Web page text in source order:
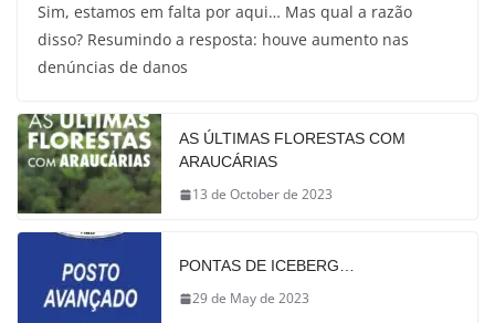
Sim, estamos em falta por aqui… Mas qual a razão
disso? Resumindo a resposta: houve aumento nas
denúncias de danos
AS ÚLTIMAS FLORESTAS COM
ARAUCÁRIAS
13 de October de 2023
PONTAS DE ICEBERG…
29 de May de 2023